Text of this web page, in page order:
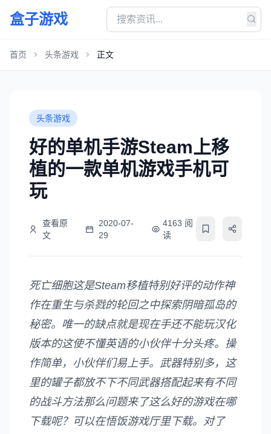
盒子游戏
首页 头条游戏 正文
头条游戏
好的单机手游Steam上移
植的一款单机游戏手机可
玩
查看原
文
2020-07-
29
4163 阅
读
死亡细胞这是Steam移植特别好评的动作神
作在重生与杀戮的轮回之中探索阴暗孤岛的
秘密。唯一的缺点就是现在手还不能玩汉化
版本的这使不懂英语的小伙伴十分头疼。操
作简单，小伙伴们易上手。武器特别多，这
里的罐子都放不下不同武器搭配起来有不同
的战斗方法那么问题来了这么好的游戏在哪
下载呢？可以在悟饭游戏厅里下载。对了